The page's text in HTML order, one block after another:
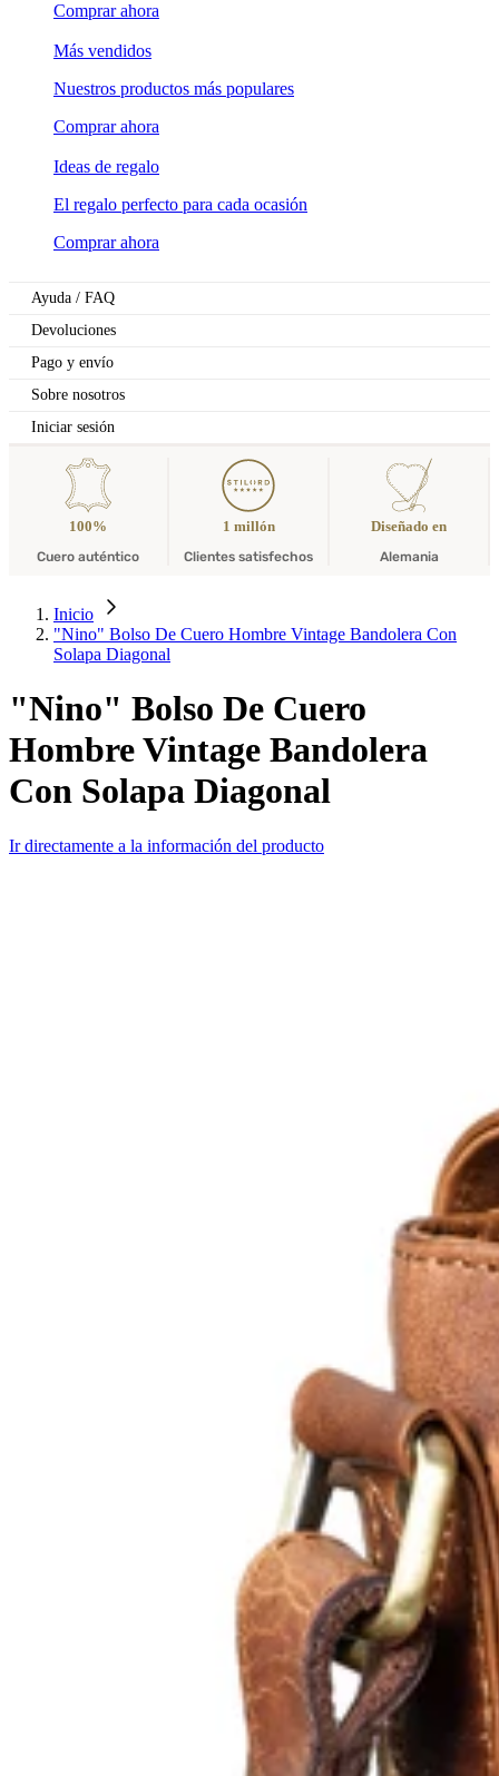
Comprar ahora
Más vendidos
Nuestros productos más populares
Comprar ahora
Ideas de regalo
El regalo perfecto para cada ocasión
Comprar ahora
Ayuda / FAQ
Devoluciones
Pago y envío
Sobre nosotros
Iniciar sesión
100%
Cuero auténtico
1 millón
Clientes satisfechos
Diseñado en
Alemania
Inicio
"Nino" Bolso De Cuero Hombre Vintage Bandolera Con
Solapa Diagonal
"Nino" Bolso De Cuero
Hombre Vintage Bandolera
Con Solapa Diagonal
Ir directamente a la información del producto